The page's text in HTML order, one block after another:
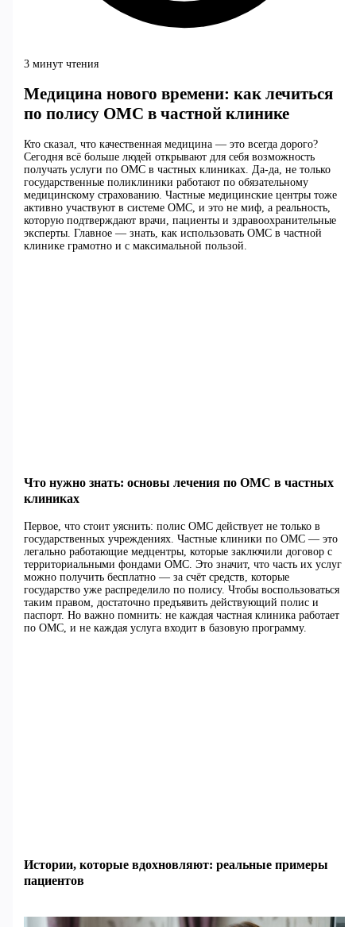
3 минут чтения
Медицина нового времени: как лечиться
по полису ОМС в частной клинике
Кто сказал, что качественная медицина — это всегда дорого?
Сегодня всё больше людей открывают для себя возможность
получать услуги по ОМС в частных клиниках. Да-да, не только
государственные поликлиники работают по обязательному
медицинскому страхованию. Частные медицинские центры тоже
активно участвуют в системе ОМС, и это не миф, а реальность,
которую подтверждают врачи, пациенты и здравоохранительные
эксперты. Главное — знать, как использовать ОМС в частной
клинике грамотно и с максимальной пользой.
Что нужно знать: основы лечения по ОМС в частных
клиниках
Первое, что стоит уяснить: полис ОМС действует не только в
государственных учреждениях. Частные клиники по ОМС — это
легально работающие медцентры, которые заключили договор с
территориальными фондами ОМС. Это значит, что часть их услуг
можно получить бесплатно — за счёт средств, которые
государство уже распределило по полису. Чтобы воспользоваться
таким правом, достаточно предъявить действующий полис и
паспорт. Но важно помнить: не каждая частная клиника работает
по ОМС, и не каждая услуга входит в базовую программу.
Истории, которые вдохновляют: реальные примеры
пациентов